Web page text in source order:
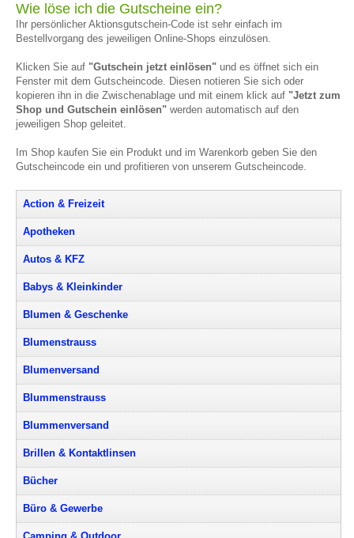
Wie löse ich die Gutscheine ein?
Ihr persönlicher Aktionsgutschein-Code ist sehr einfach im
Bestellvorgang des jeweiligen Online-Shops einzulösen.
Klicken Sie auf "Gutschein jetzt einlösen" und es öffnet sich ein
Fenster mit dem Gutscheincode. Diesen notieren Sie sich oder
kopieren ihn in die Zwischenablage und mit einem klick auf "Jetzt zum
Shop und Gutschein einlösen" werden automatisch auf den
jeweiligen Shop geleitet.
Im Shop kaufen Sie ein Produkt und im Warenkorb geben Sie den
Gutscheincode ein und profitieren von unserem Gutscheincode.
Action & Freizeit
Apotheken
Autos & KFZ
Babys & Kleinkinder
Blumen & Geschenke
Blumenstrauss
Blumenversand
Blummenstrauss
Blummenversand
Brillen & Kontaktlinsen
Bücher
Büro & Gewerbe